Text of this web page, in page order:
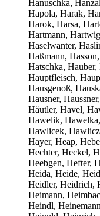
Hanuschka,
Hapola, Harak,
Harok, Harsa,
Hartmann,
Haselwanter,
Haßmann,
Hatschka,
Hauptfleisch,
Hausgenoß,
Hausner,
Häutler, Havel,
Hawelik,
Hawlicek,
Hayer, Heap,
Hechter, Heckel,
Heebgen, Hefter,
Heida, Heide,
Heidler, Heidrich,
Heimann,
Heindl,